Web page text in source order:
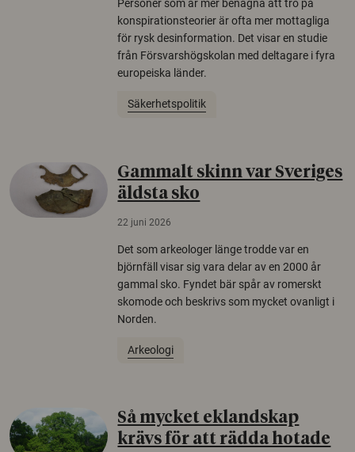
Personer som är mer benägna att tro på
konspirationsteorier är ofta mer mottagliga
för rysk desinformation. Det visar en studie
från Försvarshögskolan med deltagare i fyra
europeiska länder.
Säkerhetspolitik
Gammalt skinn var Sveriges
äldsta sko
22 juni 2026
Det som arkeologer länge trodde var en
björnfäll visar sig vara delar av en 2000 år
gammal sko. Fyndet bär spår av romerskt
skomode och beskrivs som mycket ovanligt i
Norden.
Arkeologi
Så mycket eklandskap
krävs för att rädda hotade